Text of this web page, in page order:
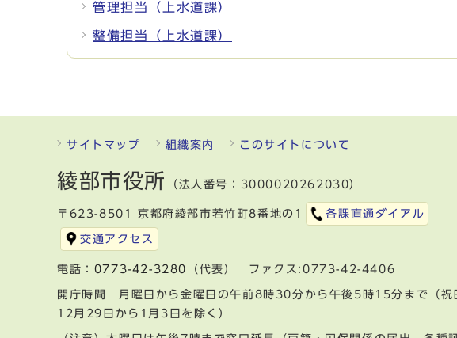
管理担当（上水道課）
整備担当（上水道課）
サイトマップ 組織案内 このサイトについて
綾部市役所 （法人番号：3000020262030）
〒623-8501 京都府綾部市若竹町8番地の1 各課直通ダイアル
交通アクセス
電話： 0773-42-3280 （代表） ファクス:0773-42-4406
開庁時間 月曜日から金曜日の午前8時30分から午後5時15分まで（祝
12月29日から1月3日を除く）